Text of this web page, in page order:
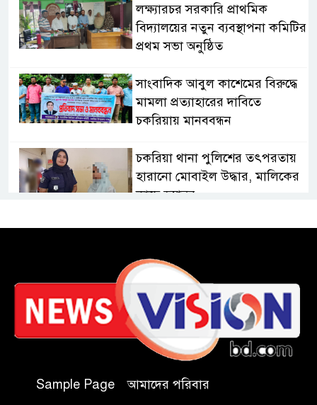
লক্ষ্যারচর সরকারি প্রাথমিক
বিদ্যালয়ের নতুন ব্যবস্থাপনা কমিটির
প্রথম সভা অনুষ্ঠিত
সাংবাদিক আবুল কাশেমের বিরুদ্ধে
মামলা প্রত্যাহারের দাবিতে
চকরিয়ায় মানববন্ধন
চকরিয়া থানা পুলিশের তৎপরতায়
হারানো মোবাইল উদ্ধার, মালিকের
কাছে হস্তান্তর
চকরিয়ায় বন্যা-পাহাড়ধসে
চকরিয়ায় আবাসিক হোটেলে
পুলিশের অভিযান, গ্রেপ্তার-৩
কক্সবাজারের কৃতিসন্তান শামীম
উদ্দিন চৌধুরী বাংলাদেশ ব্যাংকে
জয়েন্ট ডিরেক্টর পদে পদোন্নতি
Sample Page আমাদের পরিবার